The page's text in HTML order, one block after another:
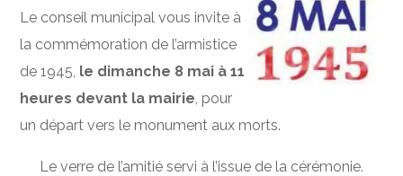
Le conseil municipal vous invite à
la commémoration de l’armistice
de 1945, le dimanche 8 mai à 11
heures devant la mairie, pour
un départ vers le monument aux morts.
Le verre de l’amitié servi à l’issue de la cérémonie.